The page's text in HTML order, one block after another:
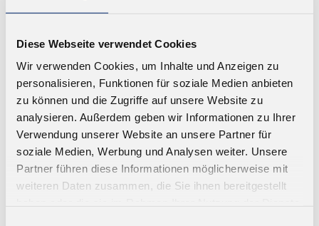
Diese Webseite verwendet Cookies
Wir verwenden Cookies, um Inhalte und Anzeigen zu
personalisieren, Funktionen für soziale Medien anbieten
zu können und die Zugriffe auf unsere Website zu
analysieren. Außerdem geben wir Informationen zu Ihrer
Verwendung unserer Website an unsere Partner für
soziale Medien, Werbung und Analysen weiter. Unsere
Partner führen diese Informationen möglicherweise mit
weiteren Daten zusammen, die Sie ihnen bereitgestellt
303.0 PVAC Holzleim D3/D4
Wasserfester Weißleim. Geprüft nach EN 14257
(Watt 91)
Ab 8,25 € zzgl. MwSt.
ZUM WARENKORB